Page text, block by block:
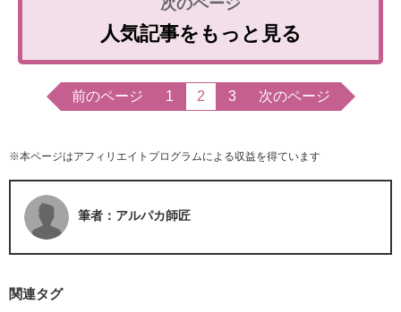
人気記事をもっと見る
前のページ 1 2 3 次のページ
※本ページはアフィリエイトプログラムによる収益を得ています
筆者：アルパカ師匠
関連タグ